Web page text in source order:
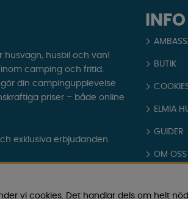
INFO
BUTIK
ELMIA
GUIDER
OM OSS
husvagn, husbil och van!
camping och fritid.
din campingupplevelse
priser – både online
exklusiva erbjudanden.
vi cookies. Det handlar dels om helt